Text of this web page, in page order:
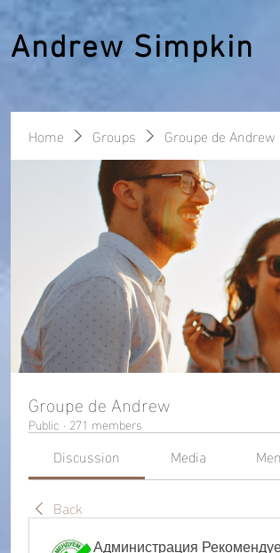
Andrew Simpkin
Home Groups Groupe de Andrew
Groupe de Andrew
Public · 271 members
Discussion
Media
Back
Администрация